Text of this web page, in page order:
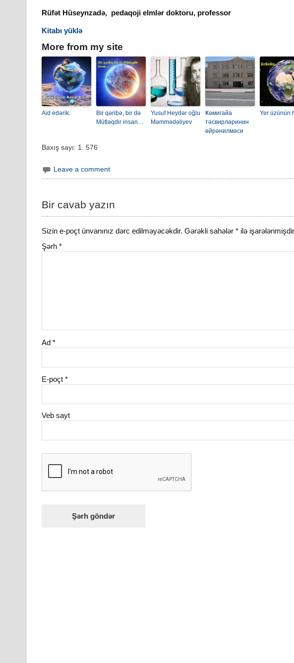
Rüfət Hüseynzadə, pedaqoji elmlər doktoru, professor
Kitabı yüklə
More from my site
Aid edərik.
Bir qəribə, bir də
Mütləqdir insan…
Yusuf Heydər oğlu
Məmmədəliyev
Ҝәмигайа
тәсвирләринин
өйрәнилмәси
Yer üzünün
Baxış sayı: 1. 576
Leave a comment
Bir cavab yazın
Sizin e-poçt ünvanınız dərc edilməyəcəkdir. Gərəkli sahələr* ilə işarələnmişdir
Şərh*
Ad*
E-poçt*
Veb sayt